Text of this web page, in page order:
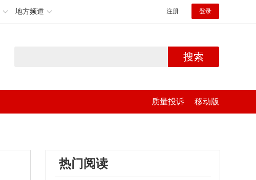
地方频道 注册 登录
搜索
质量投诉 移动版
热门阅读